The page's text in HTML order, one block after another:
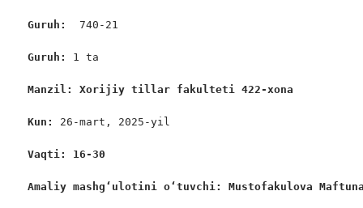
Guruh: 740-21
Guruh: 1 ta
Manzil: Xorijiy tillar fakulteti 422-xona
Kun: 26-mart, 2025-yil
Vaqti: 16-30
Amaliy mashgʻulotini oʻtuvchi: Mustofakulova